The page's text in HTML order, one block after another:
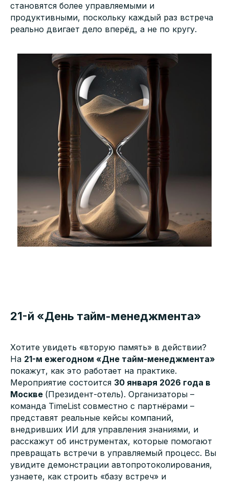
становятся более управляемыми и
продуктивными, поскольку каждый раз встреча
реально двигает дело вперёд, а не по кругу.
21-й «День тайм-менеджмента»
Хотите увидеть «вторую память» в действии?
На 21-м ежегодном «Дне тайм-менеджмента»
покажут, как это работает на практике.
Мероприятие состоится 30 января 2026 года в
Москве (Президент-отель). Организаторы –
команда TimeList совместно с партнёрами –
представят реальные кейсы компаний,
внедривших ИИ для управления знаниями, и
расскажут об инструментах, которые помогают
превращать встречи в управляемый процесс. Вы
увидите демонстрации автопротоколирования,
узнаете, как строить «базу встреч» и